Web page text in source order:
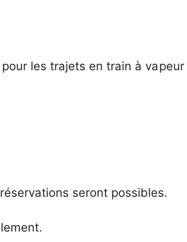
les trajets en train à
seront possibles.